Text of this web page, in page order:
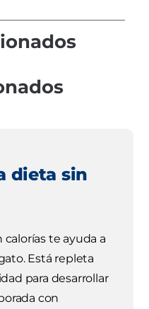
dieta sin
te ayuda a
Está repleta
para desarrollar
con